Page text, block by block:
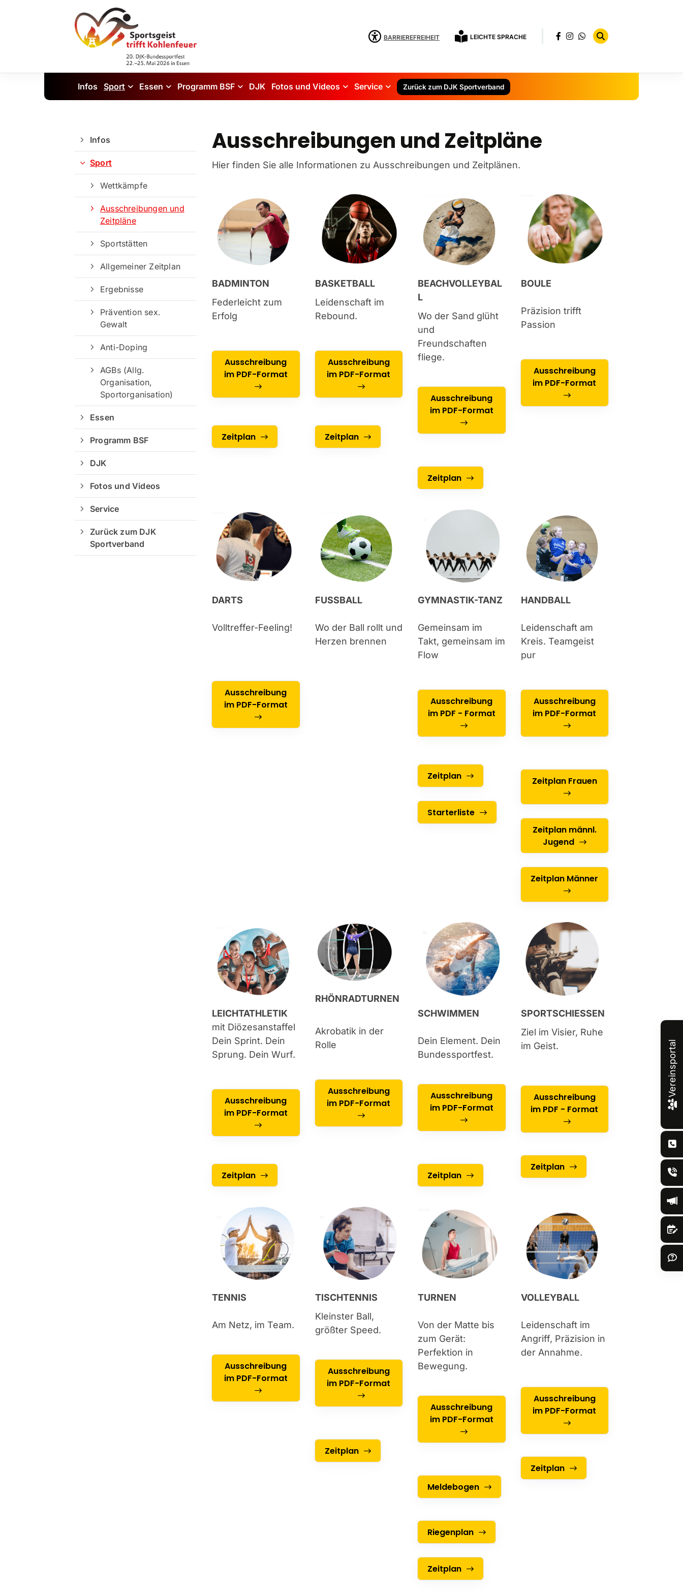
BARRIEREFREIHEIT LEICHTE SPRACHE
Infos Sport Essen Programm BSF DJK Fotos und Videos Service Zurück zum DJK Sportverband
Ausschreibungen und Zeitpläne
Hier finden Sie alle Informationen zu Ausschreibungen und Zeitplänen.
BADMINTON
Federleicht zum
Erfolg
Ausschreibung
im PDF-Format
Zeitplan
BASKETBALL
Leidenschaft im
Rebound.
Ausschreibung
im PDF-Format
Zeitplan
BEACHVOLLEYBAL
L
Wo der Sand glüht
und
Freundschaften
fliege.
Ausschreibung
im PDF-Format
Zeitplan
BOULE
Präzision trifft
Passion
Ausschreibung
im PDF-Format
DARTS
Volltreffer-Feeling!
Ausschreibung
im PDF-Format
FUSSBALL
Wo der Ball rollt und
Herzen brennen
GYMNASTIK-TANZ
Gemeinsam im
Takt, gemeinsam im
Flow
Ausschreibung
im PDF - Format
Zeitplan
Starterliste
HANDBALL
Leidenschaft am
Kreis. Teamgeist
pur
Ausschreibung
im PDF-Format
Zeitplan Frauen
Zeitplan männl.
Jugend
Zeitplan Männer
LEICHTATHLETIK
mit Diözesanstaffel
Dein Sprint. Dein
Sprung. Dein Wurf.
Ausschreibung
im PDF-Format
Zeitplan
RHÖNRADTURNEN
Akrobatik in der
Rolle
Ausschreibung
im PDF-Format
SCHWIMMEN
Dein Element. Dein
Bundessportfest.
Ausschreibung
im PDF-Format
Zeitplan
SPORTSCHIESSEN
Ziel im Visier, Ruhe
im Geist.
Ausschreibung
im PDF - Format
Zeitplan
TENNIS
Am Netz, im Team.
Ausschreibung
im PDF-Format
TISCHTENNIS
Kleinster Ball,
größter Speed.
Ausschreibung
im PDF-Format
Zeitplan
TURNEN
Von der Matte bis
zum Gerät:
Perfektion in
Bewegung.
Ausschreibung
im PDF-Format
Meldebogen
Riegenplan
Zeitplan
VOLLEYBALL
Leidenschaft im
Angriff, Präzision in
der Annahme.
Ausschreibung
im PDF-Format
Zeitplan
Infos
Sport
Wettkämpfe
Ausschreibungen und
Zeitpläne
Sportstätten
Allgemeiner Zeitplan
Ergebnisse
Prävention sex.
Gewalt
Anti-Doping
AGBs (Allg.
Organisation,
Sportorganisation)
Essen
Programm BSF
DJK
Fotos und Videos
Service
Zurück zum DJK
Sportverband
Vereinsportal